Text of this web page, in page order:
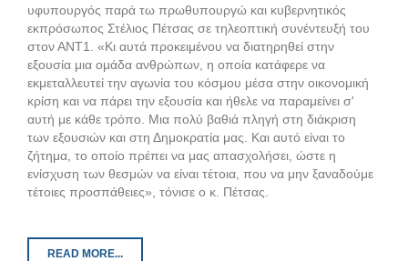
υφυπουργός παρά τω πρωθυπουργώ και κυβερνητικός
εκπρόσωπος Στέλιος Πέτσας σε τηλεοπτική συνέντευξή του
στον ΑΝΤ1. «Κι αυτά προκειμένου να διατηρηθεί στην
εξουσία μια ομάδα ανθρώπων, η οποία κατάφερε να
εκμεταλλευτεί την αγωνία του κόσμου μέσα στην οικονομική
κρίση και να πάρει την εξουσία και ήθελε να παραμείνει σ'
αυτή με κάθε τρόπο. Μια πολύ βαθιά πληγή στη διάκριση
των εξουσιών και στη Δημοκρατία μας. Και αυτό είναι το
ζήτημα, το οποίο πρέπει να μας απασχολήσει, ώστε η
ενίσχυση των θεσμών να είναι τέτοια, που να μην ξαναδούμε
τέτοιες προσπάθειες», τόνισε ο κ. Πέτσας.
READ MORE...